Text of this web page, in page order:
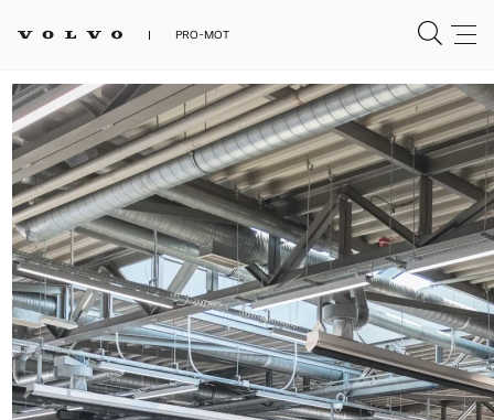
PRO-MOT